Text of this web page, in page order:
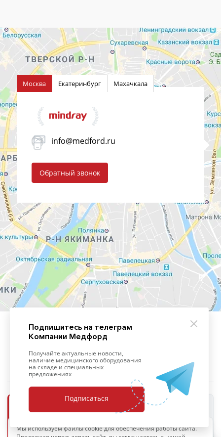
Москва Екатеринбург Махачкала
info@medford.ru
Обратный звонок
ОПЕРАТОР ПЕРСОНАЛЬНЫХ ДАННЫХ
Мы используем файлы cookie для обеспечения работы сайта.
Подпишитесь на телеграм
Компании Медфорд
Получайте актуальные новости,
наличие медицинского оборудования
на складе и специальных
предложениях
Подписаться